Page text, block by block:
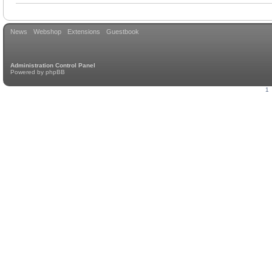
News Webshop Extensions Guestbook
Administration Control Panel
Powered by phpBB
1